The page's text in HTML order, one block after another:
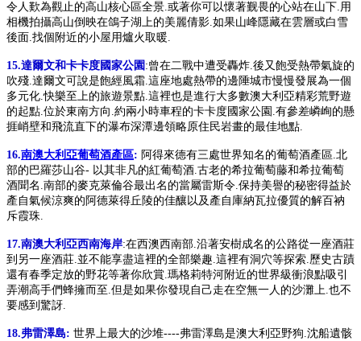
令人歎為觀止的高山核心區全景.或著你可以懷著觐畏的心站在山下.用
相機拍攝高山倒映在鴿子湖上的美麗倩影.如果山峰隱藏在雲層或白雪
後面.找個附近的小屋用爐火取暖.
15.達爾文和卡卡度國家公園 :曾在二戰中遭受轟炸.後又飽受熱帶氣旋的
吹殘.達爾文可說是飽經風霜.這座地處熱帶的邊陲城市慢慢發展為一個
多元化.快樂至上的旅遊景點.這裡也是進行大多數澳大利亞精彩荒野遊
的起點.位於東南方向.約兩小時車程的卡卡度國家公園.有參差嶙峋的懸
捱峭壁和飛流直下的瀑布深潭邊領略原住民岩畫的最佳地點.
16.南澳大利亞葡萄酒產區: 阿得來德有三處世界知名的葡萄酒產區.北
部的巴羅莎山谷- 以其非凡的紅葡萄酒.古老的希拉葡萄藤和希拉葡萄
酒聞名.南部的麥克萊倫谷最出名的當屬雷斯令.保持美譽的秘密得益於
產自氣候涼爽的阿德萊得丘陵的佳釀以及產自庫納瓦拉優質的解百衲
斥霞珠.
17.南澳大利亞西南海岸:在西澳西南部.沿著安樹成名的公路從一座酒莊
到另一座酒莊.並不能享盡這裡的全部樂趣.這裡有洞穴等探索.歷史古蹟
還有春季定放的野花等著你欣賞.瑪格莉特河附近的世界級衝浪點吸引
弄潮高手們蜂擁而至.但是如果你發現自己走在空無一人的沙灘上.也不
要感到驚訝.
18.弗雷澤島: 世界上最大的沙堆----弗雷澤島是澳大利亞野狗.沈船遺骸